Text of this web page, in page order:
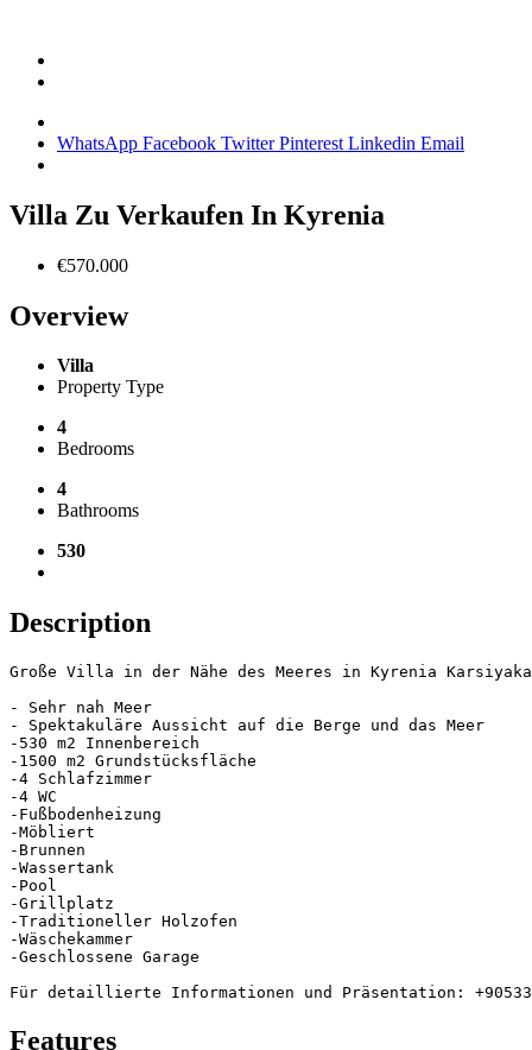
WhatsApp Facebook TwitterPinterest Linkedin Email
Villa Zu Verkaufen In Kyrenia
€570.000
Overview
Villa
Property Type
4
Bedrooms
4
Bathrooms
530
Description
Große Villa in der Nähe des Meeres in Kyrenia Karsiyaka
- Sehr nah Meer
- Spektakuläre Aussicht auf die Berge und das Meer
-530 m2 Innenbereich
-1500 m2 Grundstücksfläche
-4 Schlafzimmer
-4 WC
-Fußbodenheizung
-Möbliert
-Brunnen
-Wassertank
-Pool
-Grillplatz
-Traditioneller Holzofen
-Wäschekammer
-Geschlossene Garage
Für detaillierte Informationen und Präsentation:
Features